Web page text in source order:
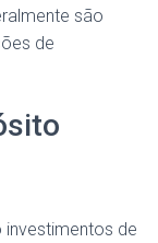
são
de
investimentos de